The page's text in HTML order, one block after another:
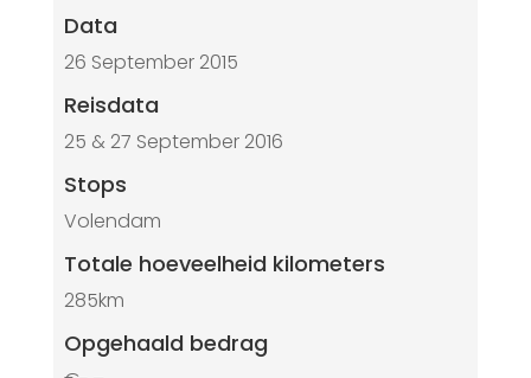
Data
26 September 2015
Reisdata
25 & 27 September 2016
Stops
Volendam
Totale hoeveelheid kilometers
285km
Opgehaald bedrag